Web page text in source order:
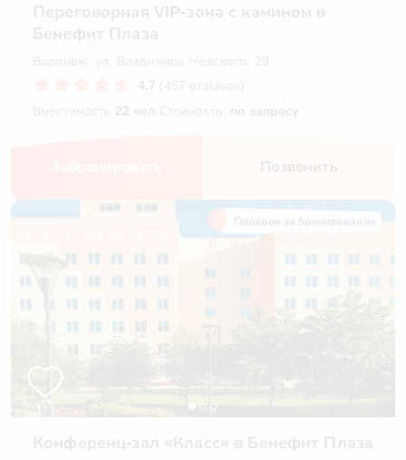
Переговорная VIP-зона с камином в
Бенефит Плаза
Воронеж, ул. Владимира Невского, 29
4.7 (457 отзывов)
Вместимость 22 чел.Стоимость: по запросу
Позвонить
Конференц-зал «Класс» в Бенефит Плаза